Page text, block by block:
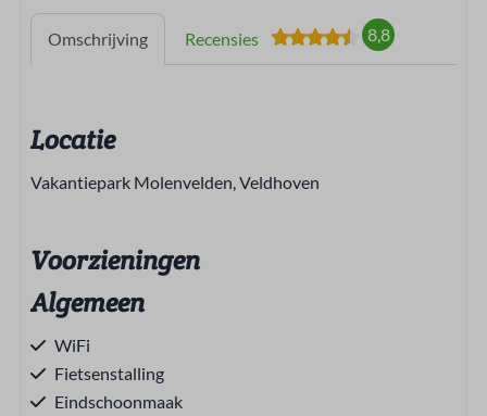
Omschrijving Recensies 8,8
Locatie
Vakantiepark Molenvelden, Veldhoven
Voorzieningen
Algemeen
WiFi
Fietsenstalling
Eindschoonmaak